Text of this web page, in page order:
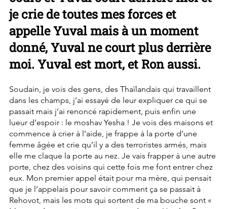
je crie de toutes mes forces et
appelle Yuval mais à un moment
donné, Yuval ne court plus derrière
moi. Yuval est mort, et Ron aussi.
Soudain, je vois des gens, des Thaïlandais qui travaillent
dans les champs, j’ai essayé de leur expliquer ce qui se
passait mais j’ai renoncé rapidement, puis enfin une
lueur d’espoir : le moshav Yesha ! Je vois des maisons et
commence à crier à l’aide, je frappe à la porte d’une
femme âgée et crie qu’il y a des terroristes armés, mais
elle me claque la porte au nez. Je vais frapper à une autre
porte, chez des voisins qui cette fois me font entrer chez
eux. Mon premier appel était pour ma mère, qui pensait
que je l’appelais pour savoir comment ça se passait à
Rehovot, mais les mots qui sortent de ma bouche sont «